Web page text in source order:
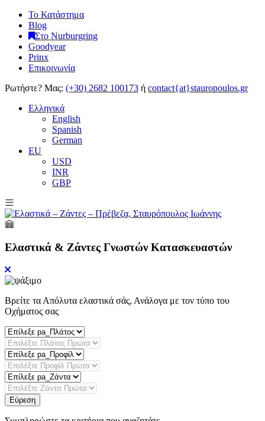
Το Κατάστημα
Blog
Στο Nurburgring
Goodyear
Prinx
Επικοινωνία
Ρωτήστε? Μας: (+30) 2682 100173 ή contact{at}stauropoulos.gr
Ελληνικά
English
Spanish
German
EU
USD
INR
GBP
Ελαστικά & Ζάντες Γνωστών Κατασκευαστών
Βρείτε τα Απόλυτα ελαστικά σάς, Ανάλογα με τον τύπο του
Οχήματος σας
Εύρεση